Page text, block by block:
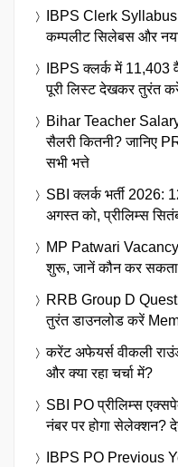
IBPS Clerk Syllabus
कम्पलीट सिलेबस और नया
IBPS क्लर्क में
पूरी लिस्ट देखकर तुरंत
Bihar Teacher Salary
सैलरी कितनी? जानिए
सभी भत्ते
SBI क्लर्क भर्ती 2026:
अगस्त को, प्रीलिम्स
MP Patwari Vacancy
शुरू, जानें कौन कर
RRB Group D
तुरंत डाउनलोड करें
करेंट अफेयर्स वीकली
और क्या रहा चर्चा में?
SBI PO प्रीलिम्स
नंबर पर होगा सेलेक्शन?
IBPS PO Previous